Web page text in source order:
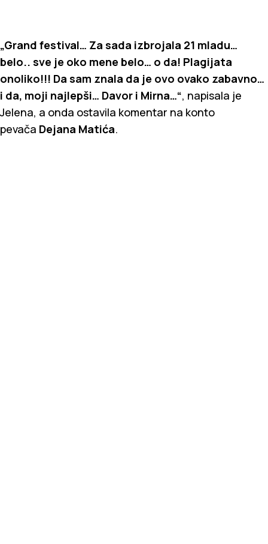
„Grand festival… Za sada izbrojala 21 mladu…
belo.. sve je oko mene belo… o da! Plagijata
onoliko!!! Da sam znala da je ovo ovako zabavno…
i da, moji najlepši… Davor i Mirna…“, napisala je
Jelena, a onda ostavila komentar na konto
pevača Dejana Matića.